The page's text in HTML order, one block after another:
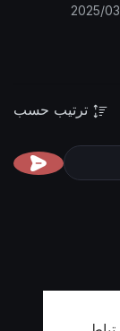
2025/
ترتيب حسب